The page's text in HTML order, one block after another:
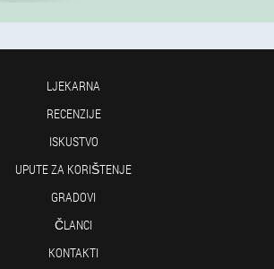
LJEKARNA
RECENZIJE
ISKUSTVO
UPUTE ZA KORIŠTENJE
GRADOVI
ČLANCI
KONTAKTI